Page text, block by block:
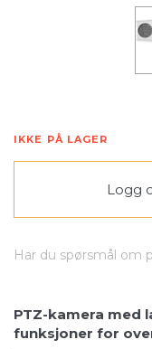
IKKE PÅ LAGER
Logg
Har du spørsmål om
PTZ-kamera med
funksjoner for